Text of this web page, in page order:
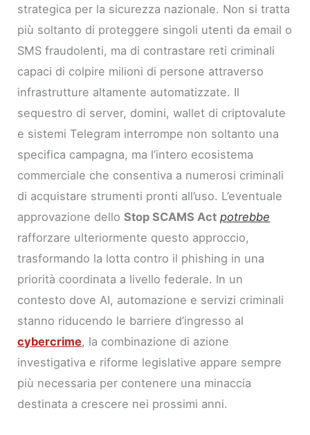
strategica per la sicurezza nazionale. Non si tratta
più soltanto di proteggere singoli utenti da email o
SMS fraudolenti, ma di contrastare reti criminali
capaci di colpire milioni di persone attraverso
infrastrutture altamente automatizzate. Il
sequestro di server, domini, wallet di criptovalute
e sistemi Telegram interrompe non soltanto una
specifica campagna, ma l’intero ecosistema
commerciale che consentiva a numerosi criminali
di acquistare strumenti pronti all’uso. L’eventuale
approvazione delloStop SCAMS Act potrebbe
rafforzare ulteriormente questo approccio,
trasformando la lotta contro il phishing in una
priorità coordinata a livello federale. In un
contesto dove AI, automazione e servizi criminali
stanno riducendo le barriere d’ingresso al
cybercrime, la combinazione di azione
investigativa e riforme legislative appare sempre
più necessaria per contenere una minaccia
destinata a crescere nei prossimi anni.